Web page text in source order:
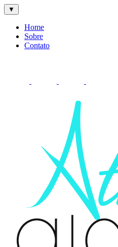
▼
Home
Sobre
Contato